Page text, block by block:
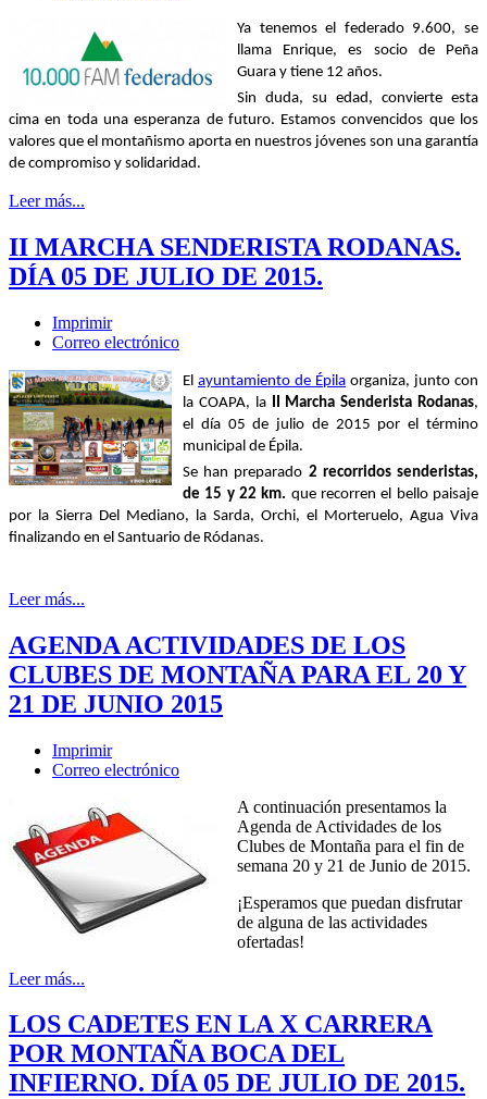
Ya tenemos el federado 9.600, se
llama Enrique, es socio de Peña
Guara y tiene 12 años.
Sin duda, su edad, convierte esta
cima en toda una esperanza de futuro. Estamos convencidos que los
valores que el montañismo aporta en nuestros jóvenes son una garantía
de compromiso y solidaridad.
Leer más...
II MARCHA SENDERISTA RODANAS.
DÍA 05 DE JULIO DE 2015.
Imprimir
Correo electrónico
El ayuntamiento de Épila organiza, junto con
la COAPA, la
II Marcha Senderista Rodanas,
el día 05 de julio de 2015 por el término
municipal de Épila.
Se han preparado 2 recorridos senderistas,
de 15 y 22 km. que recorren el bello paisaje
por la Sierra Del Mediano, la Sarda, Orchi, el Morteruelo, Agua Viva
finalizando en el Santuario de Ródanas.
Leer más...
AGENDA ACTIVIDADES DE LOS
CLUBES DE MONTAÑA PARA EL 20 Y
21 DE JUNIO 2015
Imprimir
Correo electrónico
A continuación presentamos la
Agenda de Actividades de los
Clubes de Montaña para el fin de
semana 20 y 21 de Junio de 2015.
¡Esperamos que puedan disfrutar
de alguna de las actividades
ofertadas!
Leer más...
LOS CADETES EN LA X CARRERA
POR MONTAÑA BOCA DEL
INFIERNO. DÍA 05 DE JULIO DE 2015.